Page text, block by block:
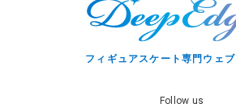
フィギュアスケート専門ウェ
Follow us